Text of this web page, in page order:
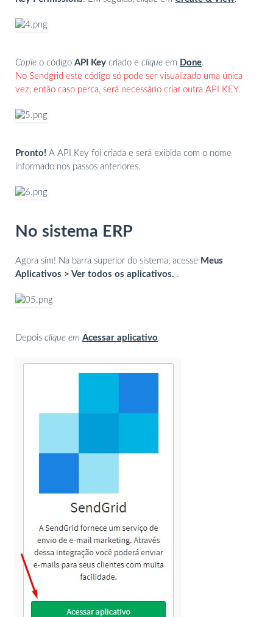
Copie o código API Key criado e clique em Done.
No Sendgrid este código só pode ser visualizado uma única
vez, então caso perca, será necessário criar outra API KEY.
Pronto! A API Key foi criada e será exibida com o nome
informado nos passos anteriores.
No sistema ERP
Agora sim! Na barra superior do sistema, acesse Meus
Aplicativos > Ver todos os aplicativos. .
Depois clique em Acessar aplicativo.